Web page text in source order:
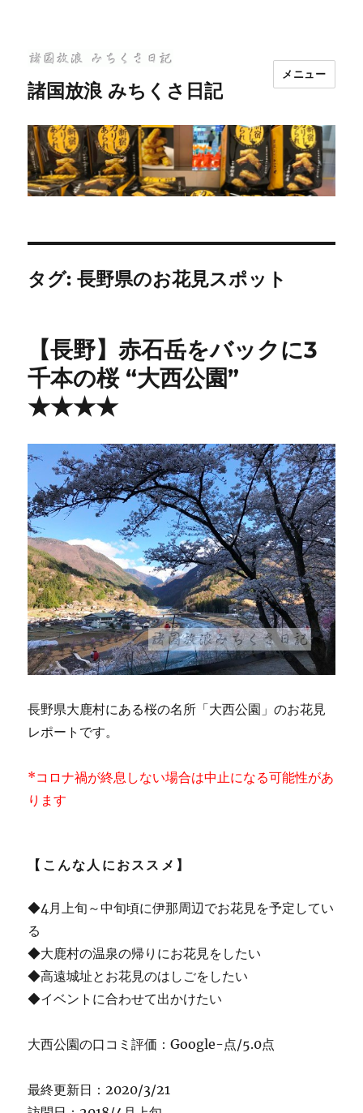
諸国放浪 みちくさ日記
メニュー
タグ:長野県のお花見スポット
【長野】赤石岳をバックに3
千本の桜 “大西公園”
★★★★
長野県大鹿村にある桜の名所「大西公園」のお花見
レポートです。
*コロナ禍が終息しない場合は中止になる可能性があ
ります
【こんな人におススメ】
◆4月上旬～中旬頃に伊那周辺でお花見を予定してい
る
◆大鹿村の温泉の帰りにお花見をしたい
◆高遠城址とお花見のはしごをしたい
◆イベントに合わせて出かけたい
大西公園の口コミ評価：Google-点/5.0点
最終更新日：2020/3/21